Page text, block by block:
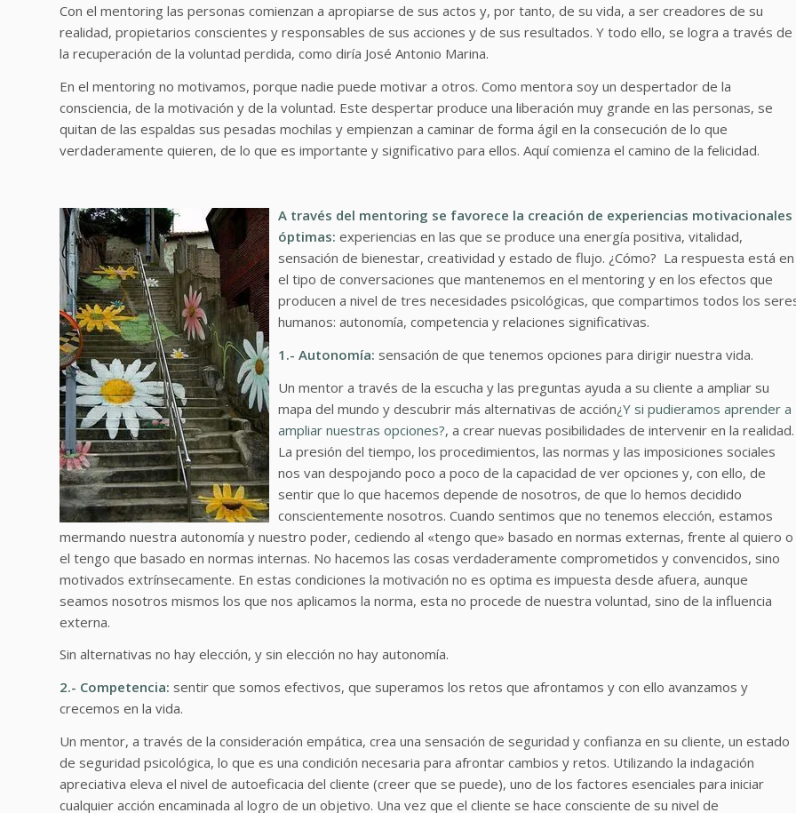
Con el mentoring las personas comienzan a apropiarse de sus actos y, por tanto, de su vida, a ser creadores de su
realidad, propietarios conscientes y responsables de sus acciones y de sus resultados. Y todo ello, se logra a través de
la recuperación de la voluntad perdida, como diría José Antonio Marina.
En el mentoring no motivamos, porque nadie puede motivar a otros. Como mentora soy un despertador de la
consciencia, de la motivación y de la voluntad. Este despertar produce una liberación muy grande en las personas, se
quitan de las espaldas sus pesadas mochilas y empienzan a caminar de forma ágil en la consecución de lo que
verdaderamente quieren, de lo que es importante y significativo para ellos. Aquí comienza el camino de la felicidad.
A través del mentoring se favorece la creación de experiencias motivacionales
óptimas: experiencias en las que se produce una energía positiva, vitalidad,
sensación de bienestar, creatividad y estado de flujo. ¿Cómo? La respuesta está en
el tipo de conversaciones que mantenemos en el mentoring y en los efectos que
producen a nivel de tres necesidades psicológicas, que compartimos todos los
humanos: autonomía, competencia y relaciones significativas.
1.- Autonomía: sensación de que tenemos opciones para dirigir nuestra vida.
Un mentor a través de la escucha y las preguntas ayuda a su cliente a ampliar su
mapa del mundo y descubrir más alternativas de acción¿Y si pudieramos aprender a
ampliar nuestras opciones?, a crear nuevas posibilidades de intervenir en la realidad.
La presión del tiempo, los procedimientos, las normas y las imposiciones sociales
nos van despojando poco a poco de la capacidad de ver opciones y, con ello, de
sentir que lo que hacemos depende de nosotros, de que lo hemos decidido
conscientemente nosotros. Cuando sentimos que no tenemos elección, estamos
mermando nuestra autonomía y nuestro poder, cediendo al «tengo que» basado en normas externas, frente al quiero o
el tengo que basado en normas internas. No hacemos las cosas verdaderamente comprometidos y convencidos, sino
motivados extrínsecamente. En estas condiciones la motivación no es optima es impuesta desde afuera, aunque
seamos nosotros mismos los que nos aplicamos la norma, esta no procede de nuestra voluntad, sino de la influencia
externa.
Sin alternativas no hay elección, y sin elección no hay autonomía.
2.- Competencia: sentir que somos efectivos, que superamos los retos que afrontamos y con ello avanzamos y
crecemos en la vida.
Un mentor, a través de la consideración empática, crea una sensación de seguridad y confianza en su cliente, un estado
de seguridad psicológica, lo que es una condición necesaria para afrontar cambios y retos. Utilizando la indagación
apreciativa eleva el nivel de autoeficacia del cliente (creer que se puede), uno de los factores esenciales para iniciar
cualquier acción encaminada al logro de un objetivo. Una vez que el cliente se hace consciente de su nivel de